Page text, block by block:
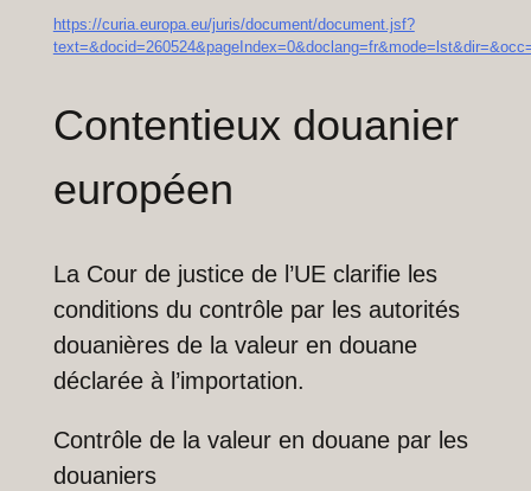
https://curia.europa.eu/juris/document/document.jsf?
Contentieux douanier
européen
La Cour de justice de l’UE clarifie les
conditions du contrôle par les autorités
douanières de la valeur en douane
déclarée à l’importation.
Contrôle de la valeur en douane par les
douaniers